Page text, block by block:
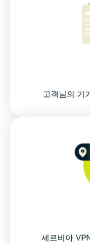
모든 국가에서 이용
ExpressVPN이 세
고객님의 기
세르비아